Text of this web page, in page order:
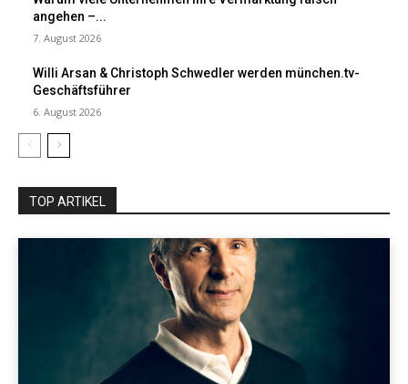
angehen –...
7. August 2026
Willi Arsan & Christoph Schwedler werden münchen.tv-
Geschäftsführer
6. August 2026
TOP ARTIKEL